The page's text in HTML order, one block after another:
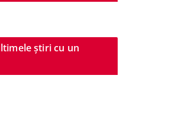
știri cu un